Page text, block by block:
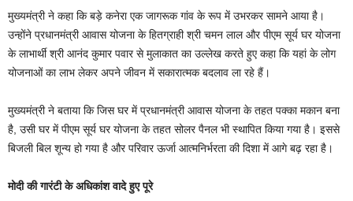
मुख्यमंत्री ने कहा कि बड़े कनेरा एक जागरूक गांव के रूप में उभरकर सामने आया है।
उन्होंने प्रधानमंत्री आवास योजना के हितग्राही श्री चमन लाल और पीएम सूर्य घर योजना
के लाभार्थी श्री आनंद कुमार पवार से मुलाकात का उल्लेख करते हुए कहा कि यहां के लोग
योजनाओं का लाभ लेकर अपने जीवन में सकारात्मक बदलाव ला रहे हैं।
मुख्यमंत्री ने बताया कि जिस घर में प्रधानमंत्री आवास योजना के तहत पक्का मकान बना
है, उसी घर में पीएम सूर्य घर योजना के तहत सोलर पैनल भी स्थापित किया गया है। इससे
बिजली बिल शून्य हो गया है और परिवार ऊर्जा आत्मनिर्भरता की दिशा में आगे बढ़ रहा है।
मोदी की गारंटी के अधिकांश वादे हुए पूरे